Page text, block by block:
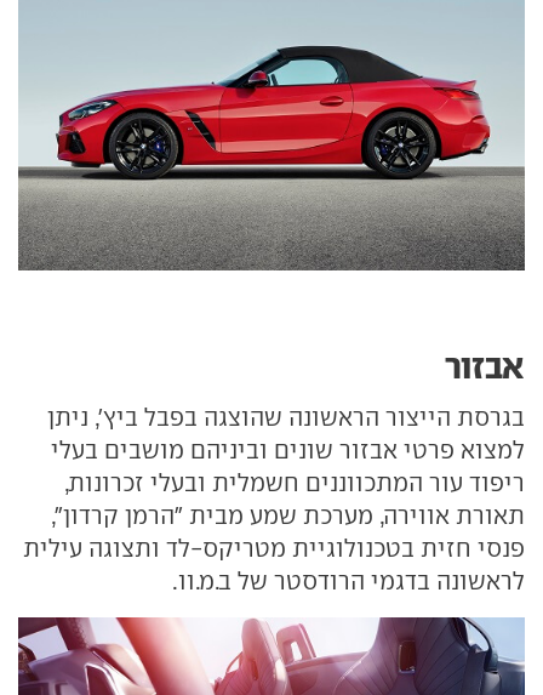
אבזור
בגרסת הייצור הראשונה שהוצגה בפבל ביץ', ניתן
למצוא פרטי אבזור שונים וביניהם מושבים בעלי
ריפוד עור המתכווננים חשמלית ובעלי זכרונות,
תאורת אווירה, מערכת שמע מבית "הרמן קרדון",
פנסי חזית בטכנולוגיית מטריקס-לד ותצוגה עילית
לראשונה בדגמי הרודסטר של ב.מ.וו.